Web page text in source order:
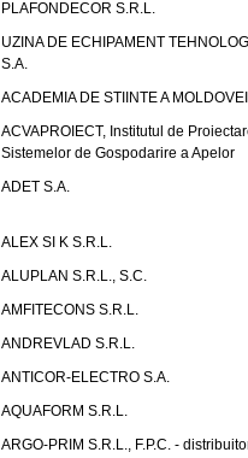
PLAFONDECOR S.R.L.
UZINA DE ECHIPAMENT
S.A.
ACADEMIA DE STIINTE A MOLDOVEI
ACVAPROIECT, Institutul de
Sistemelor de Gospodarire a Apelor
ADET S.A.
ALEX SI K S.R.L.
ALUPLAN S.R.L., S.C.
AMFITECONS S.R.L.
ANDREVLAD S.R.L.
ANTICOR-ELECTRO S.A.
AQUAFORM S.R.L.
ARGO-PRIM S.R.L., F.P.C. -